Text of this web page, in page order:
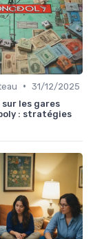
• 31/12/2025
les gares
: stratégies